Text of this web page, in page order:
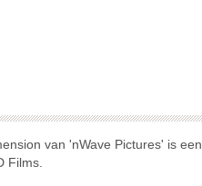
van 'nWave Pictures' is een
Films.